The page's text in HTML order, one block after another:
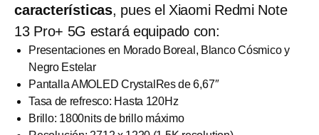
características, pues el Xiaomi Redmi Note
13 Pro+ 5G estará equipado con:
Presentaciones en Morado Boreal, Blanco Cósmico y
Negro Estelar
Pantalla AMOLED CrystalRes de 6,67″
Tasa de refresco: Hasta 120Hz
Brillo: 1800nits de brillo máximo